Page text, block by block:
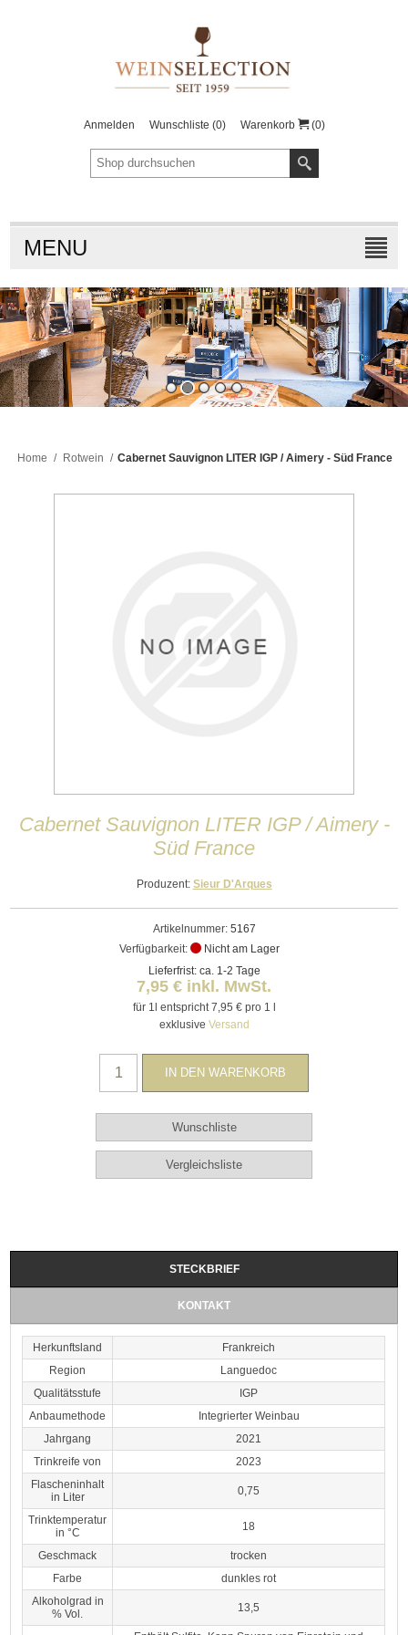
Anmelden Wunschliste (0) Warenkorb (0)
MENU
Home / Rotwein / Cabernet Sauvignon LITER IGP / Aimery - Süd France
Cabernet Sauvignon LITER IGP / Aimery -
Süd France
Produzent: Sieur D'Arques
Artikelnummer: 5167
Verfügbarkeit:
Nicht am Lager
Lieferfrist: ca. 1-2 Tage
7,95 € inkl. MwSt.
für 1l entspricht 7,95 € pro 1 l
exklusive Versand
STECKBRIEF
KONTAKT
Herkunftsland
Frankreich
Region
Languedoc
Qualitätsstufe
IGP
Anbaumethode
Integrierter Weinbau
Jahrgang
2021
Trinkreife von
2023
Flascheninhalt
in Liter
0,75
Trinktemperatur
in °C
18
Geschmack
trocken
Farbe
dunkles rot
Alkoholgrad in
% Vol.
13,5